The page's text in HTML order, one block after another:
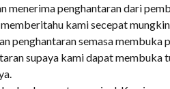
menerima penghantaran dari
kami secepat
penghantaran semasa membuka
supaya kami dapat